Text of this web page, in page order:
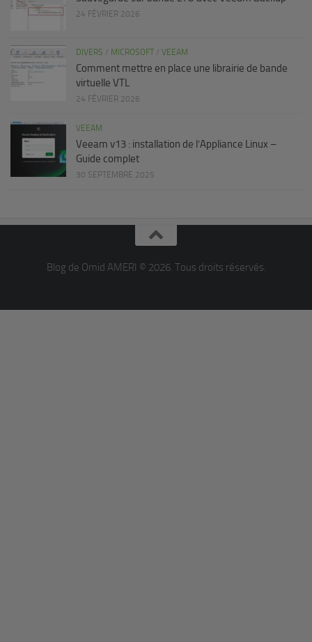
24 FÉVRIER 2026
DIVERS / MICROSOFT / VEEAM
Comment mettre en place une librairie de bande
virtuelle VTL
24 FÉVRIER 2026
VEEAM
Veeam v13 : installation de l’Appliance Linux –
Guide complet
30 SEPTEMBRE 2025
Blog de Omid AMERI © 2026. Tous droits réservés.